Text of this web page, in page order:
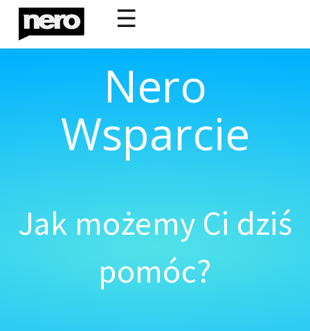
☰
Nero
Wsparcie
Jak możemy Ci dziś
pomóc?